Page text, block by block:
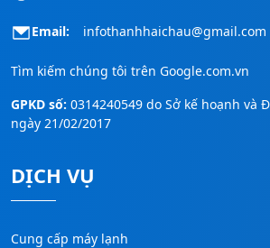
Email: infothanhhaichau@gmail.com
Tìm kiếm chúng tôi trên Google.com.vn
GPKD số: 0314240549 do Sở kế hoạnh và
ngày 21/02/2017
DỊCH VỤ
Cung cấp máy lạnh